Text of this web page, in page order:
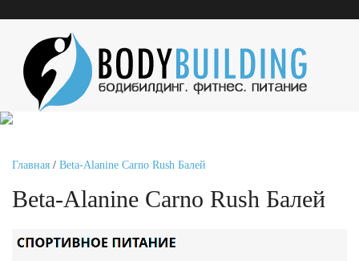
Главная / Beta-Alanine Carno Rush Балей
Beta-Alanine Carno Rush Балей